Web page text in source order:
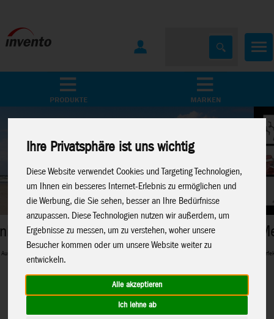
Ihre Privatsphäre ist uns wichtig
Diese Website verwendet Cookies und Targeting Technologien,
um Ihnen ein besseres Internet-Erlebnis zu ermöglichen und
die Werbung, die Sie sehen, besser an Ihre Bedürfnisse
anzupassen. Diese Technologien nutzen wir außerdem, um
Ergebnisse zu messen, um zu verstehen, woher unsere
Besucher kommen oder um unsere Website weiter zu
entwickeln.
Alle akzeptieren
Ich lehne ab
Metal Earth